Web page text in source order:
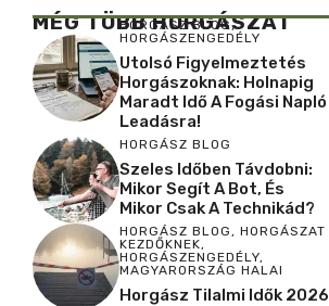
MÉG TÖBB HORGÁSZAT
HORGÁSZ BLOG,
HORGÁSZENGEDÉLY
Utolsó Figyelmeztetés
Horgászoknak: Holnapig
Maradt Idő A Fogási Napló
Leadásra!
HORGÁSZ BLOG
Szeles Időben Távdobni:
Mikor Segít A Bot, És
Mikor Csak A Technikád?
HORGÁSZ BLOG , HORGÁSZAT
KEZDŐKNEK,
HORGÁSZENGEDÉLY,
MAGYARORSZÁG HALAI
Horgász Tilalmi Idők 2026